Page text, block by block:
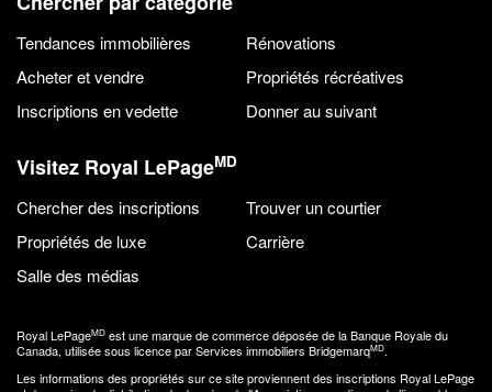
Tendances immobilières
Rénovations
Acheter et vendre
Propriétés récréatives
Inscriptions en vedette
Donner au suivant
Visitez Royal LePageMD
Chercher des inscriptions
Trouver un courtier
Propriétés de luxe
Carrière
Salle des médias
Royal LePageMD est une marque de commerce déposée de la Banque Royale du
Canada, utilisée sous licence par Services immobiliers BridgemarqMD.
Les informations des propriétés sur ce site proviennent des inscriptions Royal LePage